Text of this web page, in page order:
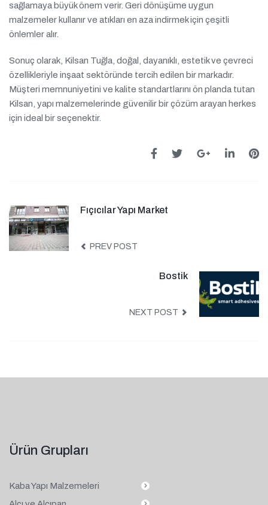
sağlamaya büyük önem verir. Geri dönüşüme uygun
malzemeler kullanır ve atıkları en aza indirmek için çeşitli
önlemler alır.
Sonuç olarak, Kilsan Tuğla, doğal, dayanıklı, estetik ve çevreci
özellikleriyle inşaat sektöründe tercih edilen bir markadır.
Müşteri memnuniyetini ve kalite standartlarını ön planda tutan
Kilsan, yapı malzemelerinde güvenilir bir çözüm arayan herkes
için ideal bir seçenektir.
Fıçıcılar Yapı Market
PREV POST
Bostik
NEXT POST
Ürün Grupları
Kaba Yapı Malzemeleri